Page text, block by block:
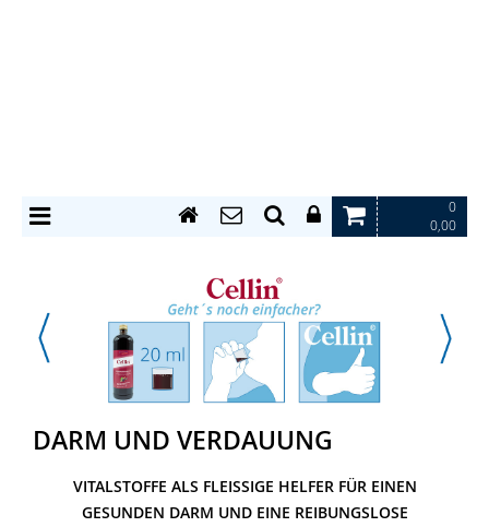
0
0,00
DARM UND VERDAUUNG
VITALSTOFFE ALS FLEISSIGE HELFER FÜR EINEN G
ESUNDEN DARM UND EINE REIBUNGSLOSE V